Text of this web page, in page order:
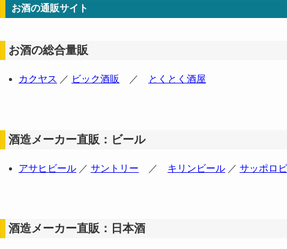
お酒の通販サイト
お酒の総合量販
カクヤス ／ ビック酒販 ／ とくとく酒屋
酒造メーカー直販：ビール
アサヒビール ／ サントリー ／ キリンビール ／ サッポロ
酒造メーカー直販：日本酒